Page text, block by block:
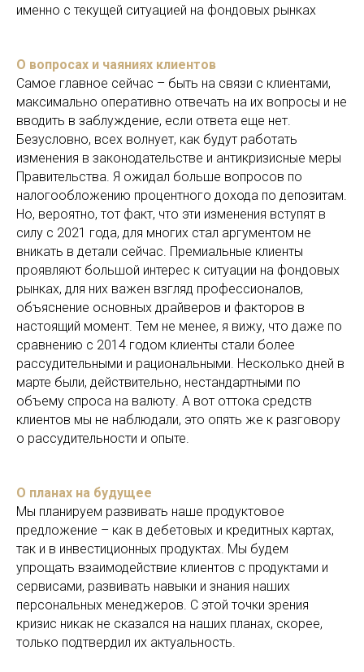
именно с текущей ситуацией на фондовых рынках
О вопросах и чаяниях клиентов
Самое главное сейчас – быть на связи с клиентами,
максимально оперативно отвечать на их вопросы и не
вводить в заблуждение, если ответа еще нет.
Безусловно, всех волнует, как будут работать
изменения в законодательстве и антикризисные меры
Правительства. Я ожидал больше вопросов по
налогообложению процентного дохода по депозитам.
Но, вероятно, тот факт, что эти изменения вступят в
силу с 2021 года, для многих стал аргументом не
вникать в детали сейчас. Премиальные клиенты
проявляют большой интерес к ситуации на фондовых
рынках, для них важен взгляд профессионалов,
объяснение основных драйверов и факторов в
настоящий момент. Тем не менее, я вижу, что даже по
сравнению с 2014 годом клиенты стали более
рассудительными и рациональными. Несколько дней в
марте были, действительно, нестандартными по
объему спроса на валюту. А вот оттока средств
клиентов мы не наблюдали, это опять же к разговору
о рассудительности и опыте.
О планах на будущее
Мы планируем развивать наше продуктовое
предложение – как в дебетовых и кредитных картах,
так и в инвестиционных продуктах. Мы будем
упрощать взаимодействие клиентов с продуктами и
сервисами, развивать навыки и знания наших
персональных менеджеров. С этой точки зрения
кризис никак не сказался на наших планах, скорее,
только подтвердил их актуальность.